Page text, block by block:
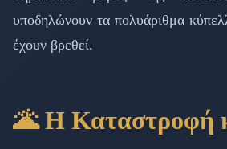
υποδηλώνουν τα πολυάριθμα
έχουν βρεθεί.
🌋 Η Καταστροφή